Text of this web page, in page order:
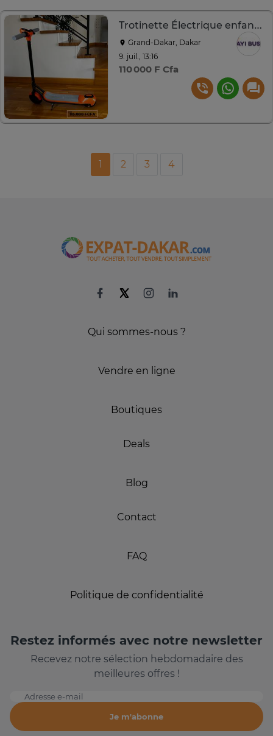
Trotinette Électrique enfants de 6 à 15ans
Grand-Dakar, Dakar
9. juil., 13:16
110 000 F Cfa
1 2 3 4
Qui sommes-nous ?
Vendre en ligne
Boutiques
Deals
Blog
Contact
FAQ
Politique de confidentialité
Restez informés avec notre newsletter
Recevez notre sélection hebdomadaire des
meilleures offres !
Adresse e-mail
Je m'abonne